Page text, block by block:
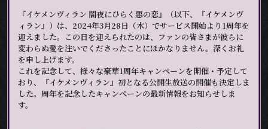
『イケメンヴィラン 闇夜にひらく悪の恋』（以下、『イケメンヴ
ィラン』）は、2024年3月28日（木）でサービス開始より1周年を
迎えました。この日を迎えられたのは、ファンの皆さまが彼らに
変わらぬ愛を注いでくださったことにほかなりません。深くお礼
を申し上げます。
これを記念して、様々な豪華1周年キャンペーンを開催・予定して
おり、『イケメンヴィラン』初となる公開生放送の開催も決定しま
した。周年を記念したキャンペーンの最新情報をお知らせしま
す。